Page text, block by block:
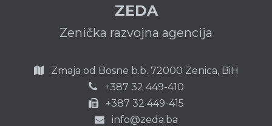
ZEDA
Zenička razvojna agencija
Zmaja od Bosne b.b. 72000 Zenica, BiH
+387 32 449-410
+387 32 449-415
info@zeda.ba